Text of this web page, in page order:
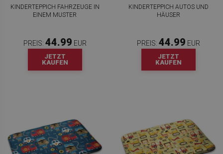
KINDERTEPPICH FAHRZEUGE IN
EINEM MUSTER
PREIS: 44.99 EUR
JETZT
KAUFEN
KINDERTEPPICH AUTOS UND
HÄUSER
PREIS: 44.99 EUR
JETZT
KAUFEN